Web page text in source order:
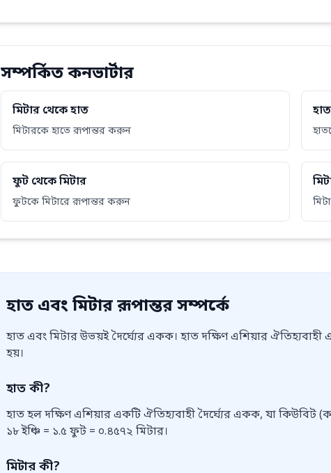
সম্পর্কিত কনভার্টার
মিটার থেকে হাত
মিটারকে হাতে রূপান্তর করুন
ফুট থেকে মিটার
ফুটকে মিটারে রূপান্তর করুন
হাত এবং মিটার রূপান্তর সম্পর্কে
হাত এবং মিটার উভয়ই দৈর্ঘ্যের একক। হাত দক্ষিণ এশিয়ার
হয়।
হাত কী?
হাত হল দক্ষিণ এশিয়ার একটি ঐতিহ্যবাহী দৈর্ঘ্যের একক, যা কিউবিট
১৮ ইঞ্চি = ১.৫ ফুট = ০.৪৫৭২ মিটার।
মিটার কী?